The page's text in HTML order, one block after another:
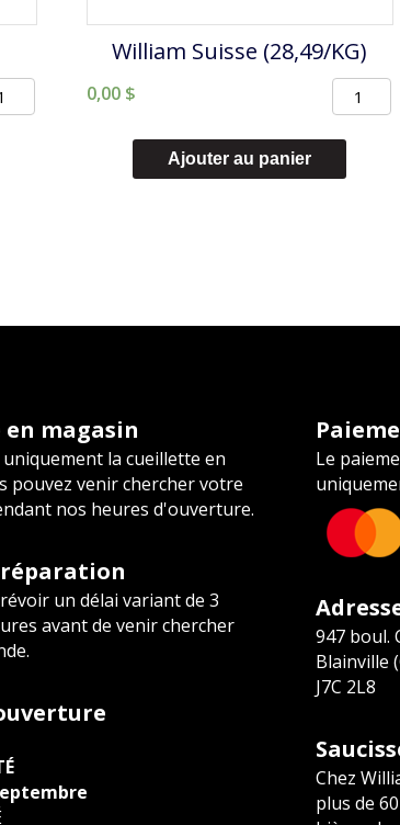
William Suisse (28,49/KG)
0,00 $
quantité
Ajouter au panier
magasin
la cueillette en
pouvez venir chercher votre
nos heures d'ouverture.
un délai variant de 3
avant de venir chercher
Le
947 boul.
Blainville
J7C 2L8
Chez
plus de